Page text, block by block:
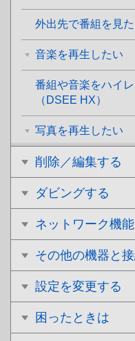
外出先で番組を見
音楽を再生したい
番組や音楽をハイ
（DSEE HX）
写真を再生したい
削除／編集する
ダビングする
ネットワーク機
その他の機器と
設定を変更する
困ったときは